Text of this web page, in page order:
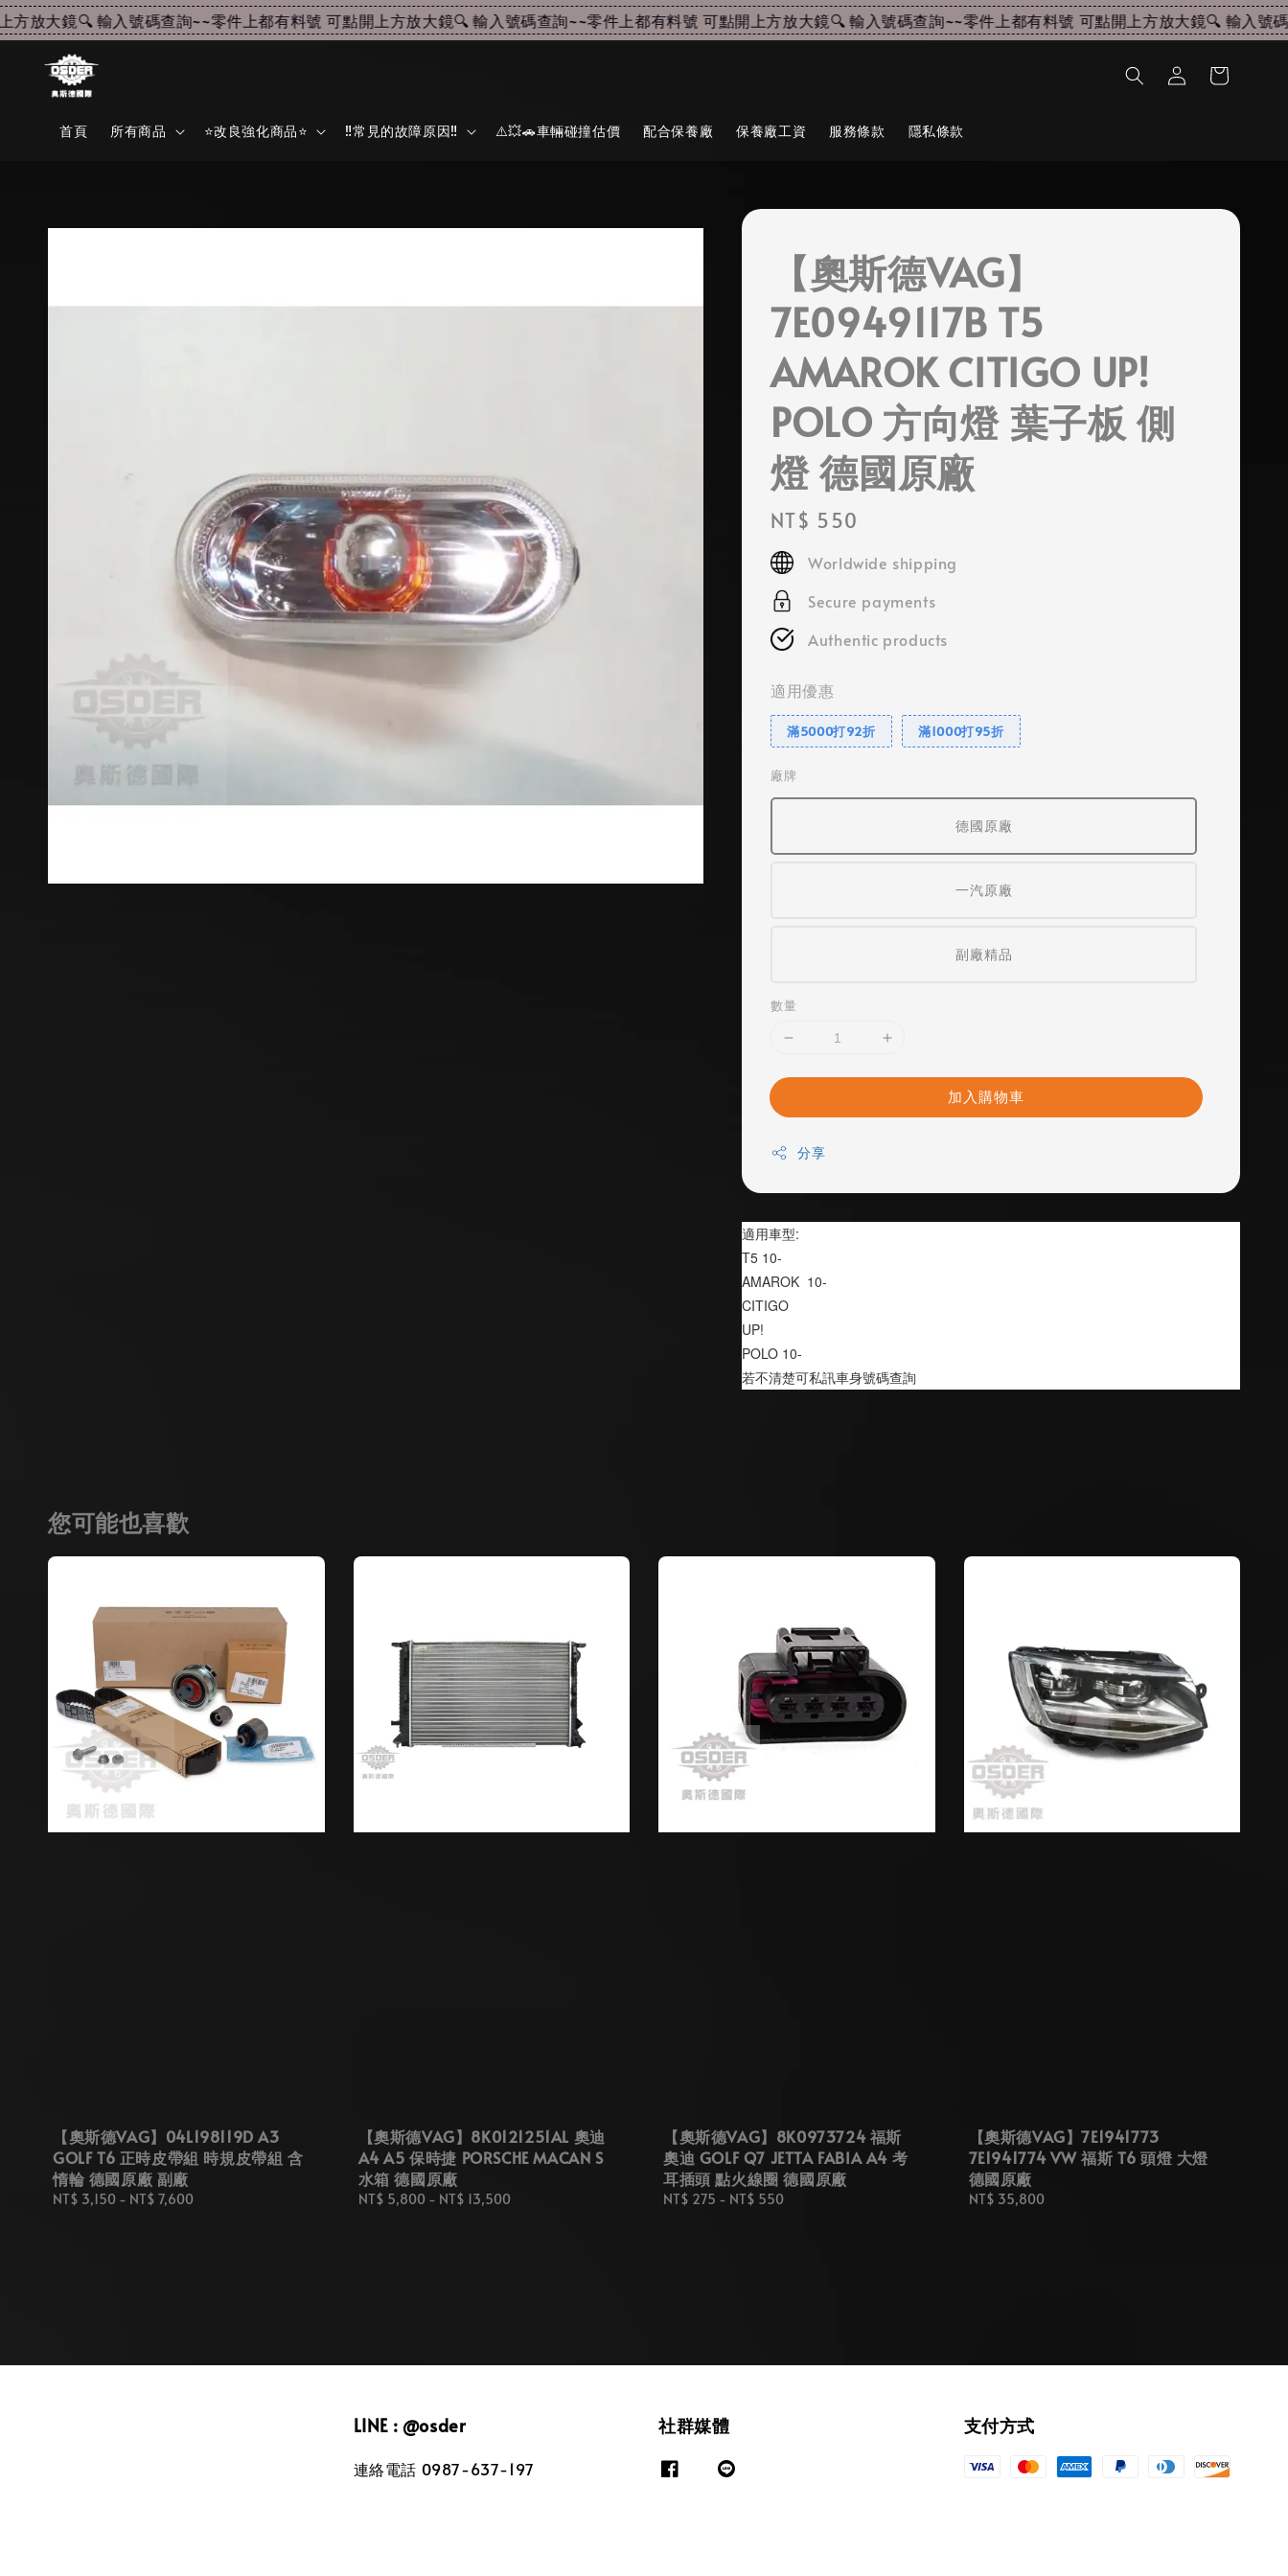
放大鏡🔍 輸入號碼查詢~~零件上都有料號 可點開上方放大鏡🔍 輸入號碼查詢~~零件上都有料號 可點開上方放大鏡🔍 輸入號碼查詢~~零件上都有料號 可點開上方放大鏡🔍 輸入號碼
首頁 所有商品 ⭐改良強化商品⭐ ‼️常見的故障原因‼️ ⚠️💥🚗車輛碰撞估價 配合保養廠 保養廠工資 服務條款 隱私條款
【奧斯德VAG】
7E0949117B T5
AMAROK CITIGO UP!
POLO 方向燈 葉子板 側
燈 德國原廠
Regular
price
NT$ 550
Worldwide shipping
Secure payments
Authentic products
適用優惠
滿5000打92折 滿1000打95折
廠牌
德國原廠
一汽原廠
副廠精品
數量
加入購物車
分享
適用車型:
T5 10-
AMAROK  10-
CITIGO
UP!
POLO 10-
若不清楚可私訊車身號碼查詢
您可能也喜歡
【奧斯德VAG】04L198119D A3
GOLF T6 正時皮帶組 時規皮帶組 含
惰輪 德國原廠 副廠
Regular
NT$ 3,150 - NT$ 7,600
【奧斯德VAG】8K0121251AL 奧迪
A4 A5 保時捷 PORSCHE MACAN S
水箱 德國原廠
Regular
NT$ 5,800- NT$ 13,500
【奧斯德VAG】8K0973724 福斯
奧迪 GOLF Q7 JETTA FABIA A4 考
耳插頭 點火線圈 德國原廠
Regular
NT$ 275 - NT$ 550
【奧斯德VAG】7E1941773
7E1941774 VW 福斯 T6 頭燈 大燈
德國原廠
Regular
NT$ 35,800
LINE : @osder
連絡電話 0987-637-197
社群媒體 支付方式